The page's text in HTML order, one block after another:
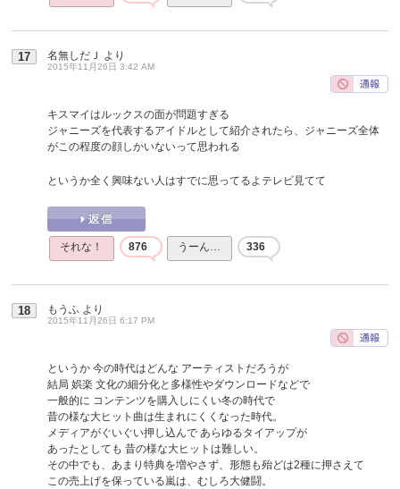
17 名無しだＪ より
2015年11月26日 3:42 AM
キスマイはルックスの面が問題すぎる
ジャニーズを代表するアイドルとして紹介されたら、ジャニーズ全体
がこの程度の顔しかいないって思われる
というか全く興味ない人はすでに思ってるよテレビ見てて
それな！ 876 うーん… 336
18 もうふ より
2015年11月26日 6:17 PM
というか 今の時代はどんな アーティストだろうが
結局 娯楽 文化の細分化と多様性やダウンロードなどで
一般的に コンテンツを購入しにくい冬の時代で
昔の様な大ヒット曲は生まれにくくなった時代。
メディアがぐいぐい押し込んで あらゆるタイアップが
あったとしても 昔の様な大ヒットは難しい。
その中でも、あまり特典を増やさず、形態も殆どは2種に押さえて
この売上げを保っている嵐は、むしろ大健闘。